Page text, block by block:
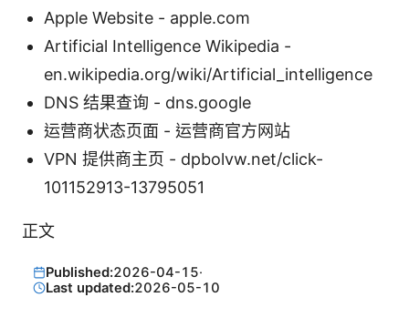
Apple Website - apple.com
Artificial Intelligence Wikipedia -
en.wikipedia.org/wiki/Artificial_intelligence
DNS 结果查询 - dns.google
运营商状态页面 - 运营商官方网站
VPN 提供商主页 - dpbolvw.net/click-
101152913-13795051
正文
Published:2026-04-15·
Last updated:2026-05-10